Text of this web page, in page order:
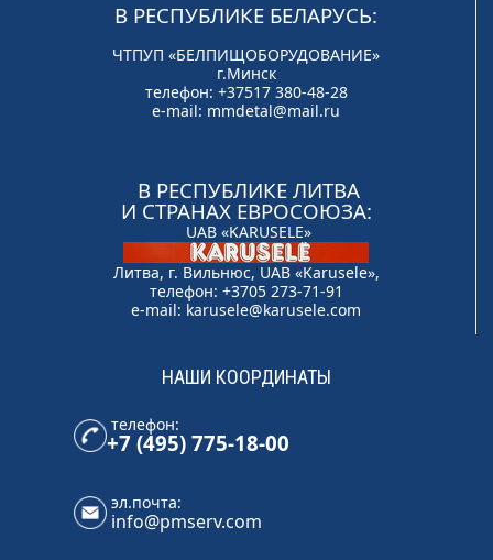
В РЕСПУБЛИКЕ БЕЛАРУСЬ:
ЧТПУП «БЕЛПИЩОБОРУДОВАНИЕ»
г.Минск
телефон: +37517 380-48-28
e-mail: mmdetal@mail.ru
В РЕСПУБЛИКЕ ЛИТВА
И СТРАНАХ ЕВРОСОЮЗА:
UAB «KARUSELE»
Литва, г. Вильнюс, UAB «Karusele»,
телефон: +3705 273-71-91
e-mail: karusele@karusele.com
НАШИ КООРДИНАТЫ
телефон:
+7 (495) 775-18-00
эл.почта:
info@pmserv.com